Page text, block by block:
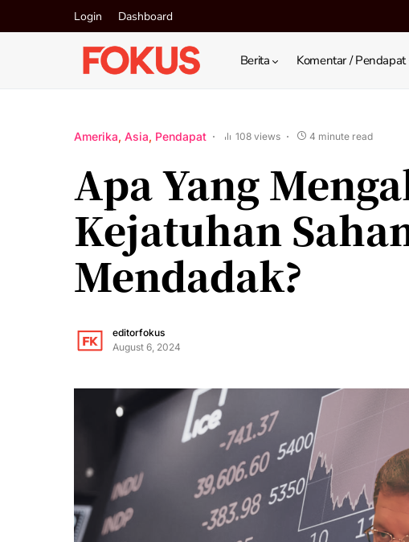
Login Dashboard
Berita Komentar / Pendapat
Amerika Asia Pendapat 108 views 4 minute read
Apa Yang
Kejatuhan
Mendadak?
editorfokus
August 6, 2024